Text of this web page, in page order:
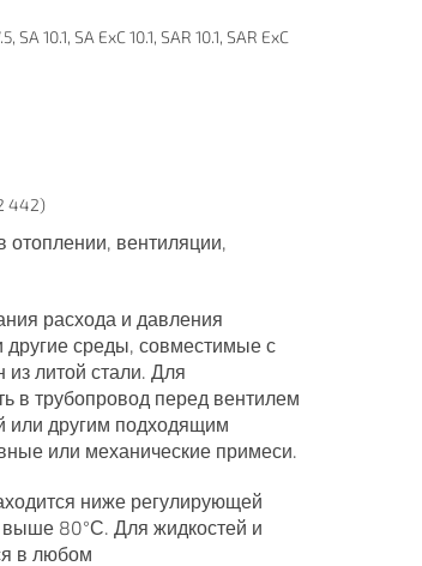
SA 10.1, SA ExC 10.1, SAR 10.1, SAR ExC
442)
вентиляции,
расхода и давления
другие среды, совместимые с
из литой стали. Для
в трубопровод перед вентилем
или другим подходящим
или механические примеси.
ниже регулирующей
выше 80°С. Для жидкостей и
в любом